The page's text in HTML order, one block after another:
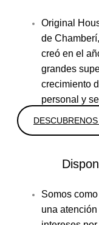
Original
de
creó en el
grandes
crecimiento
personal y
Somos
una